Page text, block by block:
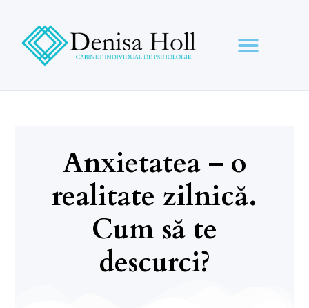
Anxietatea – o
realitate zilnică.
Cum să te
descurci?